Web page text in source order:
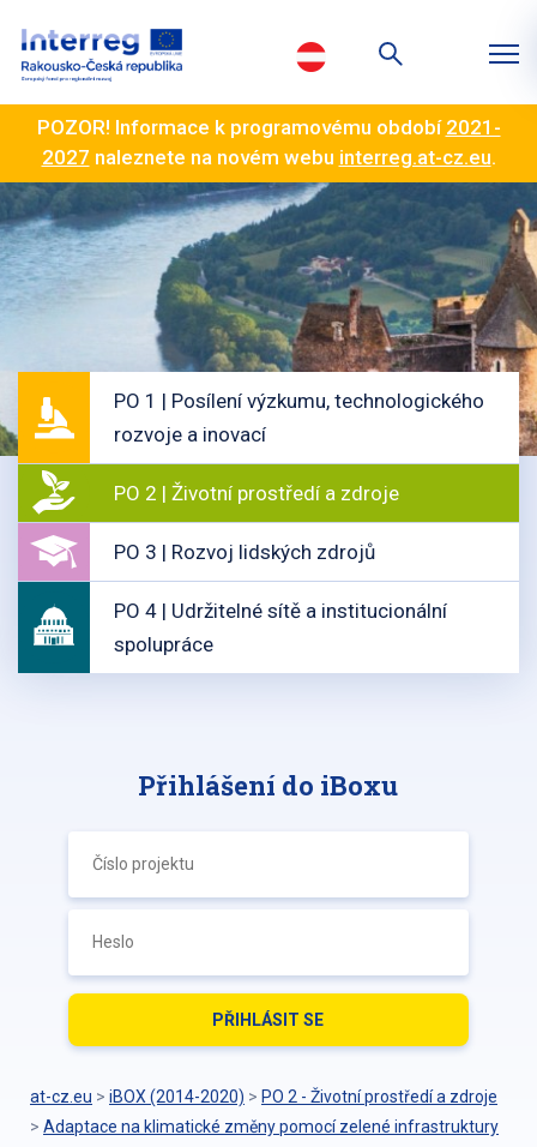
POZOR! Informace k programovému období 2021-
2027 naleznete na novém webu interreg.at-cz.eu.
PO 1 | Posílení výzkumu, technologického
rozvoje a inovací
PO 2 | Životní prostředí a zdroje
PO 3 | Rozvoj lidských zdrojů
PO 4 | Udržitelné sítě a institucionální
spolupráce
Přihlášení do iBoxu
at-cz.eu > iBOX (2014-2020) > PO 2 - Životní prostředí a zdroje
> Adaptace na klimatické změny pomocí zelené infrastruktury